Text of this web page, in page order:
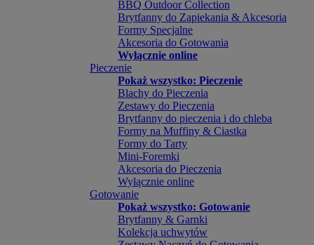
BBQ Outdoor Collection
Brytfanny do Zapiekania & Akcesoria
Formy Specjalne
Akcesoria do Gotowania
Wyłącznie online
Pieczenie
Pokaż wszystko: Pieczenie
Blachy do Pieczenia
Zestawy do Pieczenia
Brytfanny do pieczenia i do chleba
Formy na Muffiny & Ciastka
Formy do Tarty
Mini-Foremki
Akcesoria do Pieczenia
Wyłącznie online
Gotowanie
Pokaż wszystko: Gotowanie
Brytfanny & Garnki
Kolekcja uchwytów